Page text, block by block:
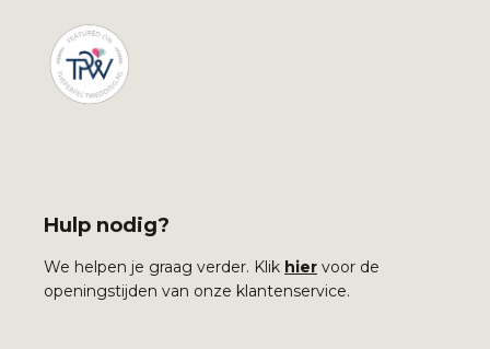
Hulp nodig?
We helpen je graag verder. Klik hier voor de
openingstijden van onze klantenservice.